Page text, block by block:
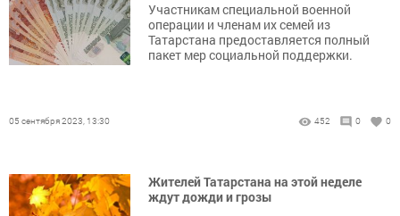
Участникам специальной военной
операции и членам их семей из
Татарстана предоставляется полный
пакет мер социальной поддержки.
05 сентября 2023, 13:30 452 0 0
Жителей Татарстана на этой неделе
ждут дожди и грозы